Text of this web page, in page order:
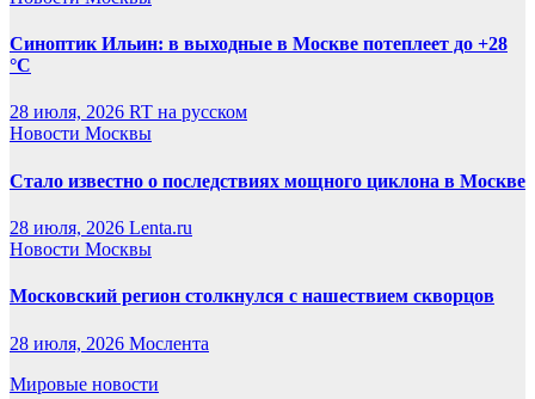
Синоптик Ильин: в выходные в Москве потеплеет до +28
°C
28 июля, 2026 RT на русском
Новости Москвы
Стало известно о последствиях мощного циклона в Москве
28 июля, 2026 Lenta.ru
Новости Москвы
Московский регион столкнулся с нашествием скворцов
28 июля, 2026 Мослента
Мировые новости